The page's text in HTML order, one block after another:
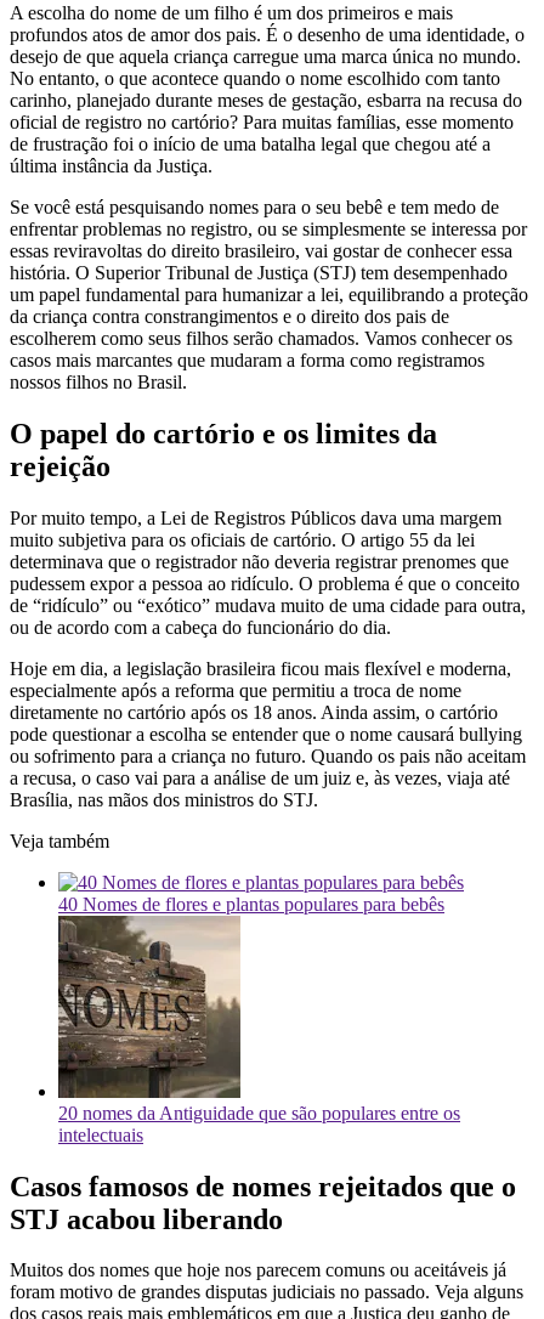
A escolha do nome de um filho é um dos primeiros e mais
profundos atos de amor dos pais. É o desenho de uma identidade, o
desejo de que aquela criança carregue uma marca única no mundo.
No entanto, o que acontece quando o nome escolhido com tanto
carinho, planejado durante meses de gestação, esbarra na recusa do
oficial de registro no cartório? Para muitas famílias, esse momento
de frustração foi o início de uma batalha legal que chegou até a
última instância da Justiça.
Se você está pesquisando nomes para o seu bebê e tem medo de
enfrentar problemas no registro, ou se simplesmente se interessa por
essas reviravoltas do direito brasileiro, vai gostar de conhecer essa
história. O Superior Tribunal de Justiça (STJ) tem desempenhado
um papel fundamental para humanizar a lei, equilibrando a proteção
da criança contra constrangimentos e o direito dos pais de
escolherem como seus filhos serão chamados. Vamos conhecer os
casos mais marcantes que mudaram a forma como registramos
nossos filhos no Brasil.
O papel do cartório e os limites da
rejeição
Por muito tempo, a Lei de Registros Públicos dava uma margem
muito subjetiva para os oficiais de cartório. O artigo 55 da lei
determinava que o registrador não deveria registrar prenomes que
pudessem expor a pessoa ao ridículo. O problema é que o conceito
de “ridículo” ou “exótico” mudava muito de uma cidade para outra,
ou de acordo com a cabeça do funcionário do dia.
Hoje em dia, a legislação brasileira ficou mais flexível e moderna,
especialmente após a reforma que permitiu a troca de nome
diretamente no cartório após os 18 anos. Ainda assim, o cartório
pode questionar a escolha se entender que o nome causará bullying
ou sofrimento para a criança no futuro. Quando os pais não aceitam
a recusa, o caso vai para a análise de um juiz e, às vezes, viaja até
Brasília, nas mãos dos ministros do STJ.
Veja também
40 Nomes de flores e plantas populares para bebês
20 nomes da Antiguidade que são populares entre os
intelectuais
Casos famosos de nomes rejeitados que o
STJ acabou liberando
Muitos dos nomes que hoje nos parecem comuns ou aceitáveis já
foram motivo de grandes disputas judiciais no passado. Veja alguns
dos casos reais mais emblemáticos em que a Justiça deu ganho de